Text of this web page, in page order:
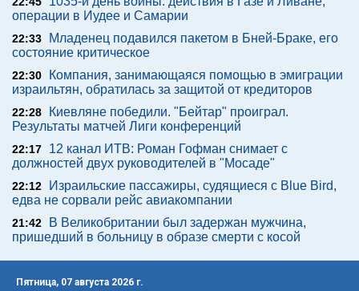
операции в Иудее и Самарии
22:33
Младенец подавился пакетом в Бней-Браке, его
состояние критическое
22:30
Компания, занимающаяся помощью в эмиграции
израильтян, обратилась за защитой от кредиторов
22:28
Киевляне победили. "Бейтар" проиграл.
Результаты матчей Лиги конференций
22:17
12 канал ИТВ: Роман Гофман снимает с
должностей двух руководителей в "Мосаде"
22:12
Израильские пассажиры, судящиеся с Blue Bird,
едва не сорвали рейс авиакомпании
21:42
В Великобритании был задержан мужчина,
пришедший в больницу в образе смерти с косой
Пятница, 07 августа 2026 г.